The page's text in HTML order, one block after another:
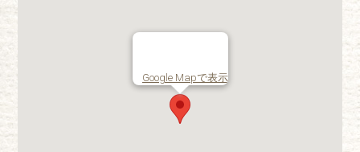
Google Mapで表示